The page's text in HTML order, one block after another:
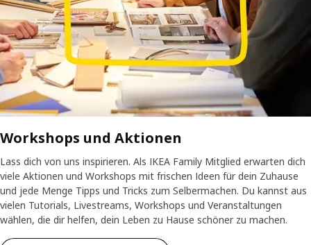
Workshops und Aktionen
Lass dich von uns inspirieren. Als IKEA Family Mitglied erwarten dich
viele Aktionen und Workshops mit frischen Ideen für dein Zuhause
und jede Menge Tipps und Tricks zum Selbermachen. Du kannst aus
vielen Tutorials, Livestreams, Workshops und Veranstaltungen
wählen, die dir helfen, dein Leben zu Hause schöner zu machen.